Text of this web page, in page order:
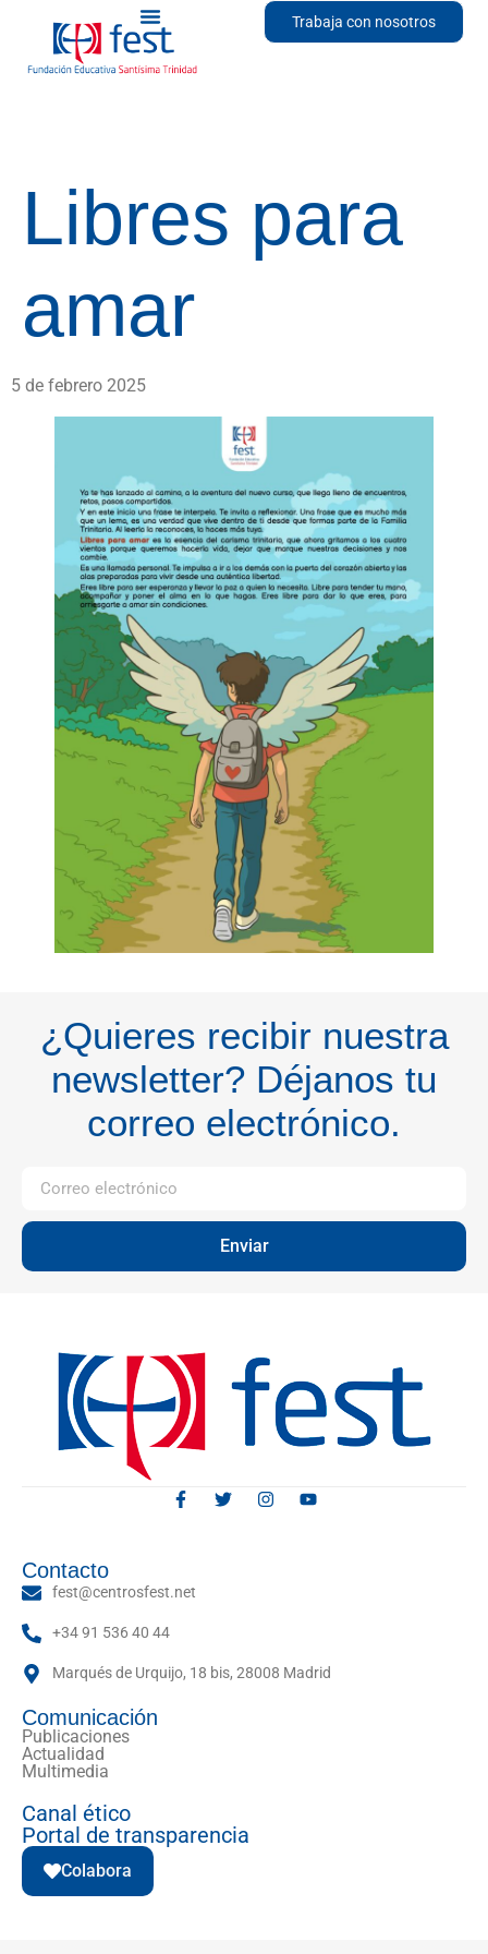
Trabaja con nosotros
Libres para
amar
5 de febrero 2025
¿Quieres recibir nuestra
newsletter? Déjanos tu
correo electrónico.
Enviar
Contacto
fest@centrosfest.net
+34 91 536 40 44
Marqués de Urquijo, 18 bis, 28008 Madrid
Comunicación
Publicaciones
Actualidad
Multimedia
Canal ético
Portal de transparencia
Colabora